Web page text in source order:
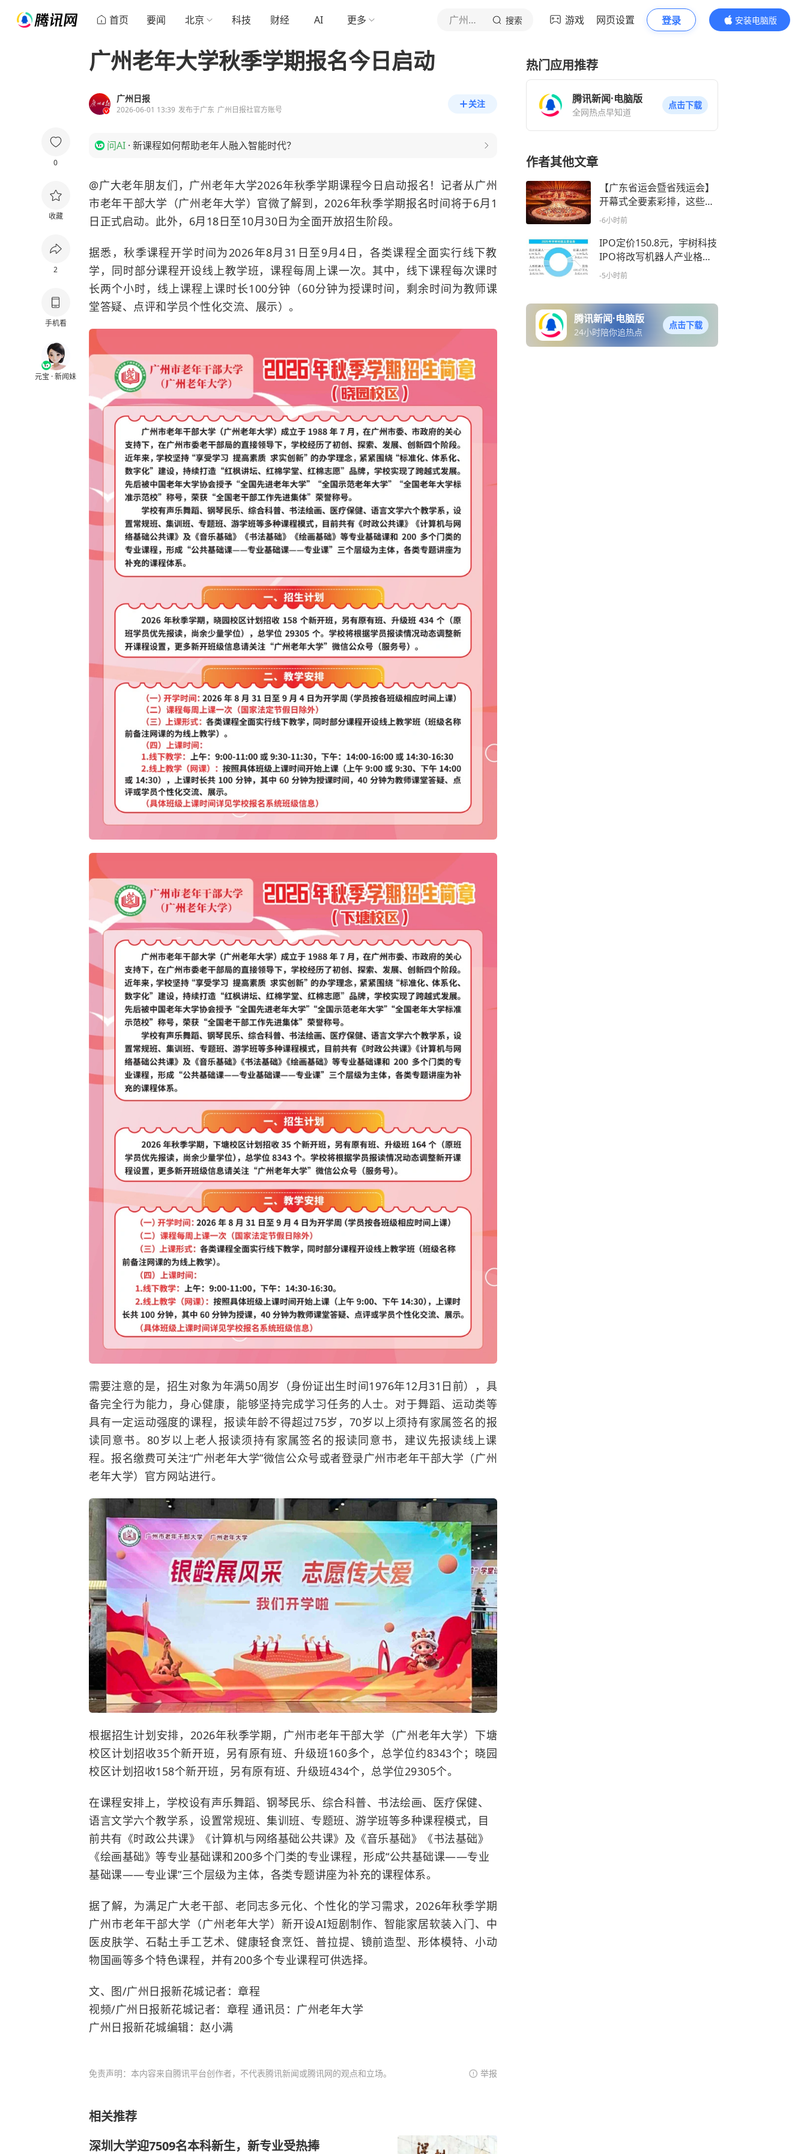
首页 要闻 北京 科技 财经 AI 更多 广州日报 搜索 游戏 网页设置 登录
安装电脑版
内容更精彩
0
收藏
2
手机看
元宝 · 新闻妹
广州老年大学秋季学期报名今日启动
广州日报
2026-06-01 13:39 发布于广东 广州日报社官方账号
关注
问AI · 新课程如何帮助老年人融入智能时代？
@广大老年朋友们，广州老年大学2026年秋季学期课程今日启动报名！记者从广州
市老年干部大学（广州老年大学）官微了解到，2026年秋季学期报名时间将于6月1
日正式启动。此外，6月18日至10月30日为全面开放招生阶段。
据悉，秋季课程开学时间为2026年8月31日至9月4日，各类课程全面实行线下教
学，同时部分课程开设线上教学班，课程每周上课一次。其中，线下课程每次课时
长两个小时，线上课程上课时长100分钟（60分钟为授课时间，剩余时间为教师课
堂答疑、点评和学员个性化交流、展示）。
需要注意的是，招生对象为年满50周岁（身份证出生时间1976年12月31日前），具
备完全行为能力，身心健康，能够坚持完成学习任务的人士。对于舞蹈、运动类等
具有一定运动强度的课程，报读年龄不得超过75岁，70岁以上须持有家属签名的报
读同意书。80岁以上老人报读须持有家属签名的报读同意书，建议先报读线上课
程。报名缴费可关注“广州老年大学”微信公众号或者登录广州市老年干部大学（广州
老年大学）官方网站进行。
根据招生计划安排，2026年秋季学期，广州市老年干部大学（广州老年大学）下塘
校区计划招收35个新开班，另有原有班、升级班160多个，总学位约8343个；晓园
校区计划招收158个新开班，另有原有班、升级班434个，总学位29305个。
在课程安排上，学校设有声乐舞蹈、钢琴民乐、综合科普、书法绘画、医疗保健、
语言文学六个教学系，设置常规班、集训班、专题班、游学班等多种课程模式，目
前共有《时政公共课》《计算机与网络基础公共课》及《音乐基础》《书法基础》
《绘画基础》等专业基础课和200多个门类的专业课程，形成“公共基础课——专业
基础课——专业课”三个层级为主体，各类专题讲座为补充的课程体系。
据了解，为满足广大老干部、老同志多元化、个性化的学习需求，2026年秋季学期
广州市老年干部大学（广州老年大学）新开设AI短剧制作、智能家居软装入门、中
医皮肤学、石黏土手工艺术、健康轻食烹饪、普拉提、镜前造型、形体模特、小动
物国画等多个特色课程，并有200多个专业课程可供选择。
文、图/广州日报新花城记者：章程
视频/广州日报新花城记者：章程 通讯员：广州老年大学
广州日报新花城编辑：赵小满
免责声明：本内容来自腾讯平台创作者，不代表腾讯新闻或腾讯网的观点和立场。 举报
相关推荐
深圳大学迎7509名本科新生，新专业受热捧
热门应用推荐
腾讯新闻·电脑版
全网热点早知道
点击下载
作者其他文章
【广东省运会暨省残运会】
开幕式全要素彩排，这些亮
点不容错过
-6小时前
IPO定价150.8元，宇树科技
IPO将改写机器人产业格局
｜经济周刊·焦点
-5小时前
腾讯新闻·电脑版
24小时陪你追热点
点击下载